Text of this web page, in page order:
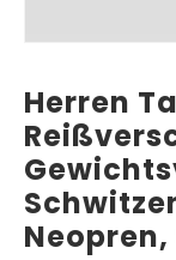
Herren